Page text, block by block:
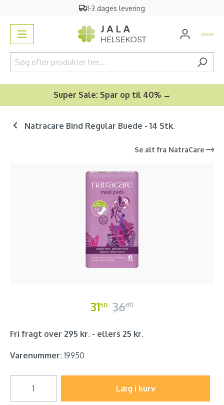
1-3 dages levering
Super Sale: Spar op til 40% →
Natracare Bind Regular Buede - 14 Stk.
Se alt fra NatraCare
Spring over billedgalleri
3150 3600
Fri fragt over 295 kr. - ellers 25 kr.
Varenummer: 19950
Læg i kurv